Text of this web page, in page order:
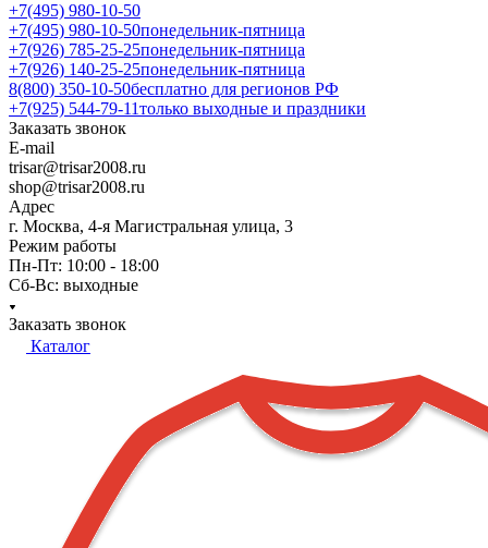
+7(495) 980-10-50
+7(495) 980-10-50понедельник-пятница
+7(926) 785-25-25понедельник-пятница
+7(926) 140-25-25понедельник-пятница
8(800) 350-10-50бесплатно для регионов РФ
+7(925) 544-79-11только выходные и праздники
Заказать звонок
E-mail
trisar@trisar2008.ru
shop@trisar2008.ru
Адрес
г. Москва, 4-я Магистральная улица, 3
Режим работы
Пн-Пт: 10:00 - 18:00
Сб-Вс: выходные
Заказать звонок
Каталог